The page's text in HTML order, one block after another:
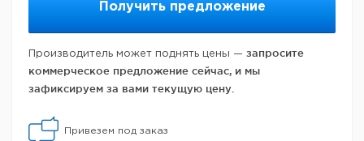
Получить предложение
Производитель может поднять цены — запросите
коммерческое предложение сейчас, и мы
зафиксируем за вами текущую цену.
Привезем под заказ